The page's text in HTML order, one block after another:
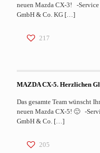
neuen Mazda CX-3! -Service
GmbH & Co. KG […]
217
MAZDA CX-5. Herzlichen
Das gesamte Team wünscht
neuen Mazda CX-5! 🙂 -
GmbH & Co. […]
205